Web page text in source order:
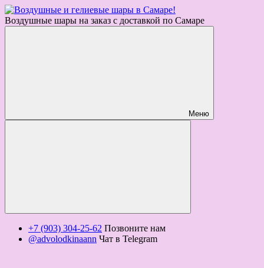
Воздушные шары на заказ с доставкой по Самаре
Меню
+7 (903) 304-25-62 Позвоните нам
@advolodkinaann Чат в Telegram